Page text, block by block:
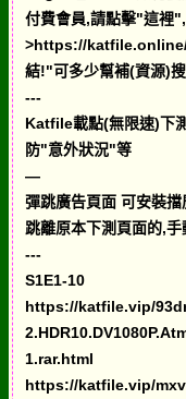
付費會員,請點擊"這裡
>https://
結!"可多少幫補(資源)
---
Katfile載點(無限速)下
防"意外狀況"等
—
彈跳廣告頁面 可安裝
跳離原本下測頁面的,手
---
S1E1-10
https://katfile.vip/
1.rar.html
https://katfile.vip/